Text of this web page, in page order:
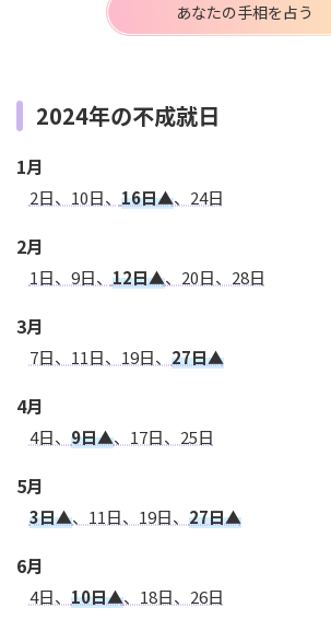
あなたの手相を占う
2024年の不成就日
1月
2日、10日、 16日▲、24日
2月
1日、9日、 12日▲、20日、28日
3月
7日、11日、19日、 27日▲
4月
4日、 9日▲、17日、25日
5月
3日▲、11日、19日、 27日▲
6月
4日、 10日▲、18日、26日